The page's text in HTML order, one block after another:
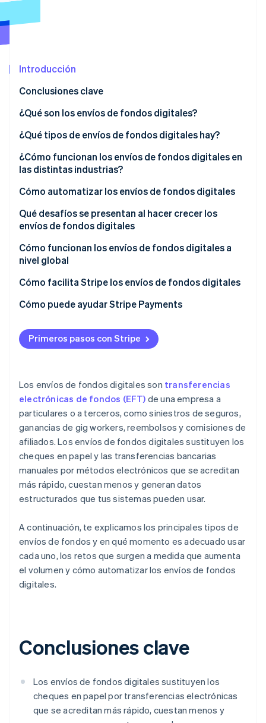
Descubre cómo Stripe construye la infraestructura
Introducción
Conclusiones clave
¿Qué son los envíos de fondos digitales?
¿Qué tipos de envíos de fondos digitales hay?
Transferencias bancarias ACH
Tarjetas virtuales y de prepago
¿Cómo funcionan los envíos de fondos digitales en
las distintas industrias?
Transferencias de siniestros de seguros
Gig economy y acceso a salarios devengados
Comercio electrónico, reembolsos y pagos a
afiliados
Cómo automatizar los envíos de fondos digitales
Lógica de los disparadores
Onboarding de los beneficiarios
Procesamiento por lotes
Gestión de las fallas y lógica de los reintentos
Seguimiento del estado y creación de informes
Qué desafíos se presentan al hacer crecer los
envíos de fondos digitales
Calidad de los datos del beneficiario
Cumplimiento de la normativa de Conozca a su
cliente
Resolución de envíos de fondos fallidos
Conciliación
Cómo funcionan los envíos de fondos digitales a
nivel global
Selección de la red de pagos
Fondeo de monedas
Cumplimiento de la normativa según la jurisdicción
Cómo facilita Stripe los envíos de fondos digitales
Cómo puede ayudar Stripe Payments
Primeros pasos con Stripe
Los envíos de fondos digitales son transferencias
electrónicas de fondos (EFT) de una empresa a
particulares o a terceros, como siniestros de seguros,
ganancias de gig workers, reembolsos y comisiones de
afiliados. Los envíos de fondos digitales sustituyen los
cheques en papel y las transferencias bancarias
manuales por métodos electrónicos que se acreditan
más rápido, cuestan menos y generan datos
estructurados que tus sistemas pueden usar.
A continuación, te explicamos los principales tipos de
envíos de fondos y en qué momento es adecuado usar
cada uno, los retos que surgen a medida que aumenta
el volumen y cómo automatizar los envíos de fondos
digitales.
Conclusiones clave
Los envíos de fondos digitales sustituyen los
cheques en papel por transferencias electrónicas
que se acreditan más rápido, cuestan menos y